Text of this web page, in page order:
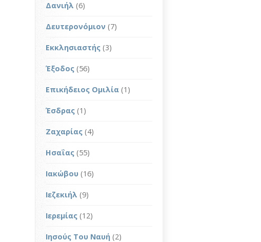
Δανιήλ (6)
Δευτερονόμιον (7)
Εκκλησιαστής (3)
Έξοδος (56)
Επικήδειος Ομιλία (1)
Έσδρας (1)
Ζαχαρίας (4)
Ησαΐας (55)
Ιακώβου (16)
Ιεζεκιήλ (9)
Ιερεμίας (12)
Ιησούς Του Ναυή (2)